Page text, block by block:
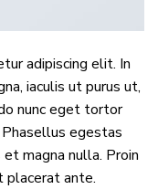
adipiscing elit. In
iaculis ut purus ut,
nunc eget tortor
egestas
magna nulla. Proin
placerat ante.